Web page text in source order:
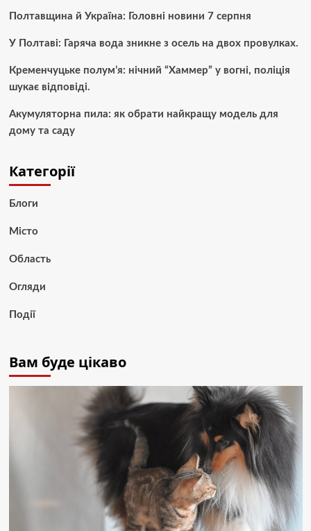
Полтавщина й Україна: Головні новини 7 серпня
У Полтаві: Гаряча вода зникне з осель на двох провулках.
Кременчуцьке полум’я: нічний “Хаммер” у вогні, поліція
шукає відповіді.
Акумуляторна пила: як обрати найкращу модель для
дому та саду
Категорії
Блоги
Місто
Область
Огляди
Події
Вам буде цікаво